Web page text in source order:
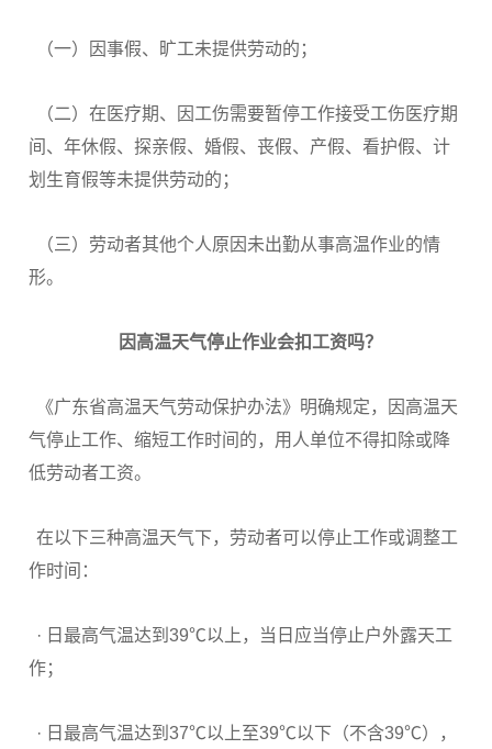
（一）因事假、旷工未提供劳动的；
（二）在医疗期、因工伤需要暂停工作接受工伤医疗期
间、年休假、探亲假、婚假、丧假、产假、看护假、计
划生育假等未提供劳动的；
（三）劳动者其他个人原因未出勤从事高温作业的情
形。
因高温天气停止作业会扣工资吗？
《广东省高温天气劳动保护办法》明确规定，因高温天
气停止工作、缩短工作时间的，用人单位不得扣除或降
低劳动者工资。
在以下三种高温天气下，劳动者可以停止工作或调整工
作时间：
· 日最高气温达到39℃以上，当日应当停止户外露天工
作；
· 日最高气温达到37℃以上至39℃以下（不含39℃），